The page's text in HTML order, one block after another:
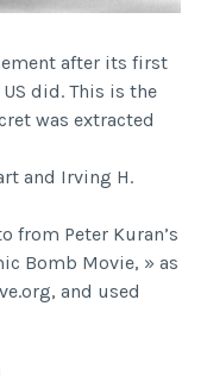
after its first
did. This is the
was extracted
and Irving H.
from Peter Kuran’s
Bomb Movie, » as
and used